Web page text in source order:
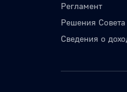
Регламент
Решения Совета
Сведения о